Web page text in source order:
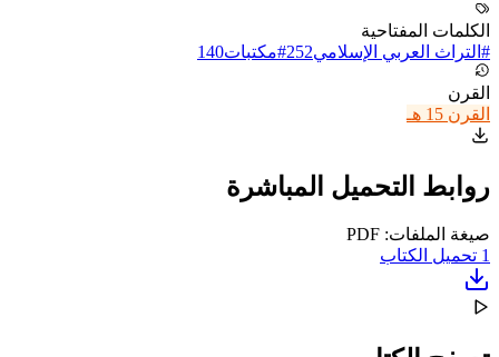
الكلمات المفتاحية
# التراث العربي الإسلامي252
#مكتبات140
القرن
القرن 15 هـ
روابط التحميل المباشرة
صيغة الملفات: PDF
1 تحميل الكتاب